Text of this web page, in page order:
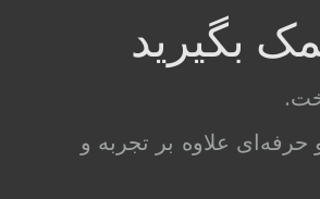
بگیرید
علاوه بر تجربه و